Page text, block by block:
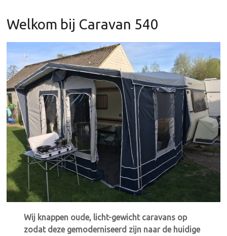
Welkom bij Caravan 540
Wij knappen oude, licht-gewicht caravans op
zodat deze gemoderniseerd zijn naar de huidige